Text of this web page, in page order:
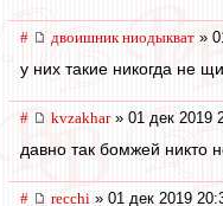
# двоишник ниодыкват »
у них такие никогда не
# kvzakhar» 01 дек 2019
давно так бомжей никто
# recchi » 01 дек 2019